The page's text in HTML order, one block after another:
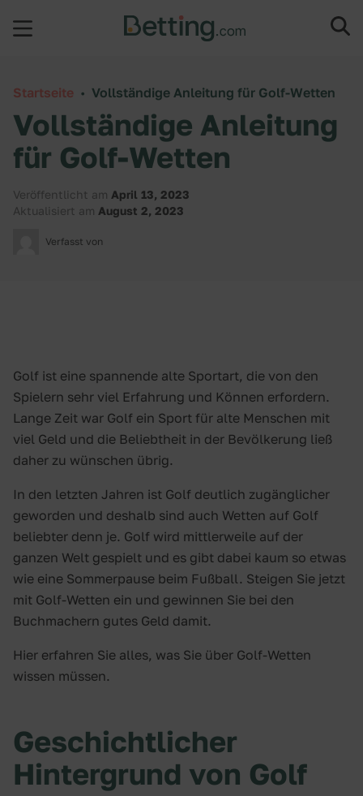
Startseite • Vollständige Anleitung für Golf-Wetten
Vollständige Anleitung
für Golf-Wetten
Veröffentlicht am April 13, 2023
Aktualisiert am August 2, 2023
Verfasst von
Golf ist eine spannende alte Sportart, die von den
Spielern sehr viel Erfahrung und Können erfordern.
Lange Zeit war Golf ein Sport für alte Menschen mit
viel Geld und die Beliebtheit in der Bevölkerung ließ
daher zu wünschen übrig.
In den letzten Jahren ist Golf deutlich zugänglicher
geworden und deshalb sind auch Wetten auf Golf
beliebter denn je. Golf wird mittlerweile auf der
ganzen Welt gespielt und es gibt dabei kaum so etwas
wie eine Sommerpause beim Fußball. Steigen Sie jetzt
mit Golf-Wetten ein und gewinnen Sie bei den
Buchmachern gutes Geld damit.
Hier erfahren Sie alles, was Sie über Golf-Wetten
wissen müssen.
Geschichtlicher
Hintergrund von Golf